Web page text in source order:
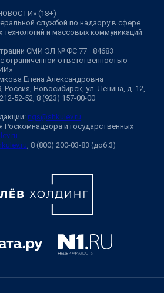
(18+)
службой по надзору в сфере
и массовых коммуникаций
СМИ ЭЛ № ФС 77—84683
ограниченной ответственностью
Елена Александровна
Россия, Новосибирск, ул. Ленина, д. 12,
52-52, 8 (923) 157-00-00
ngs@shkulev.ru
Роскомнадзора и государственных
, 8 (800) 200-03-83 (доб.3)